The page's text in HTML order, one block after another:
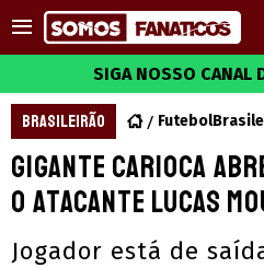
SIGA NOSSO CANAL
BRASILEIRÃO
Gigante carioca
o atacante Lucas
Jogador está de